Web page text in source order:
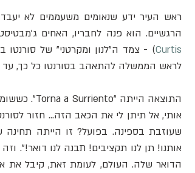
הרגשיים. הוא פנה לחבריו, האחים
Curtis
לראש הממשלה להתאהב בסורנטו כל כך,
הדואר שלה. העולם, לעומת זאת, קיבל את